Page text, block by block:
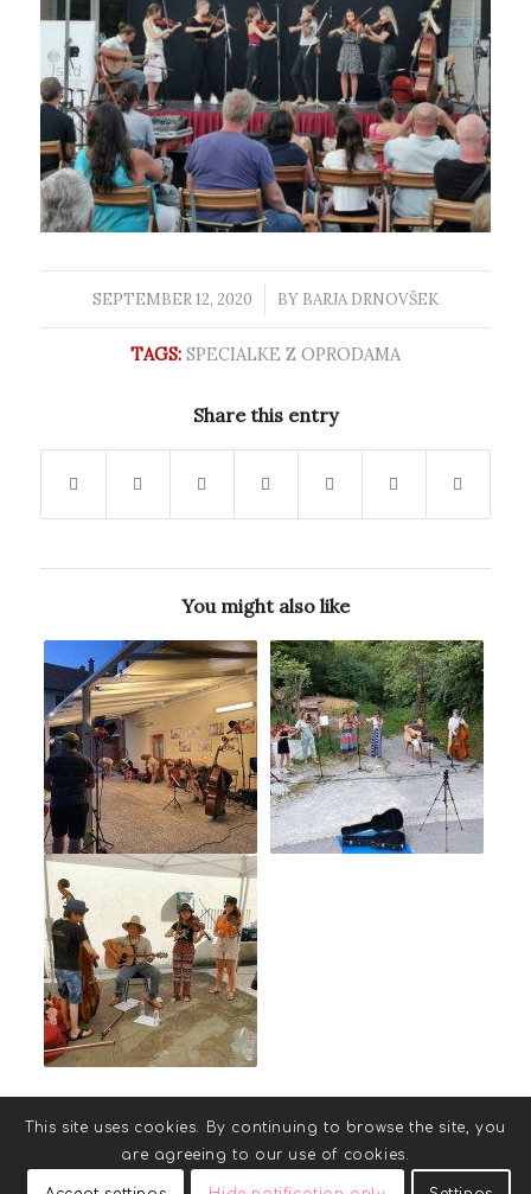
SEPTEMBER 12, 2020
/ BY BARJA DRNOVŠEK
TAGS: SPECIALKE Z OPRODAMA
Share this entry
You might also like
This site uses cookies. By continuing to browse the site, you
are agreeing to our use of cookies.